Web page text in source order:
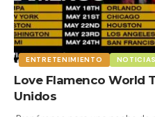
ENTRETENIMIENTO NOTICIAS
Love Flamenco World
Unidos